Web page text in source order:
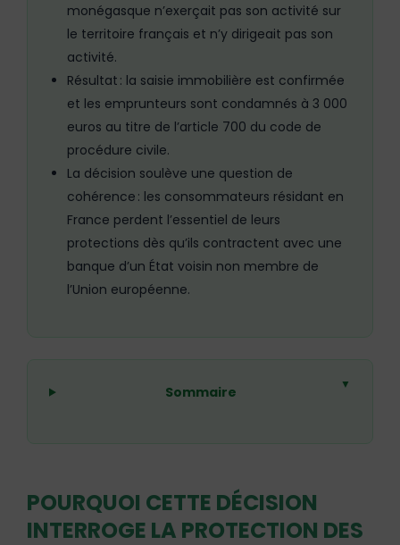
monégasque n’exerçait pas son activité sur
le territoire français et n’y dirigeait pas son
activité.
Résultat : la saisie immobilière est confirmée
et les emprunteurs sont condamnés à 3 000
euros au titre de l’article 700 du code de
procédure civile.
La décision soulève une question de
cohérence : les consommateurs résidant en
France perdent l’essentiel de leurs
protections dès qu’ils contractent avec une
banque d’un État voisin non membre de
l’Union européenne.
Sommaire ▼
POURQUOI CETTE DÉCISION
INTERROGE LA PROTECTION DES